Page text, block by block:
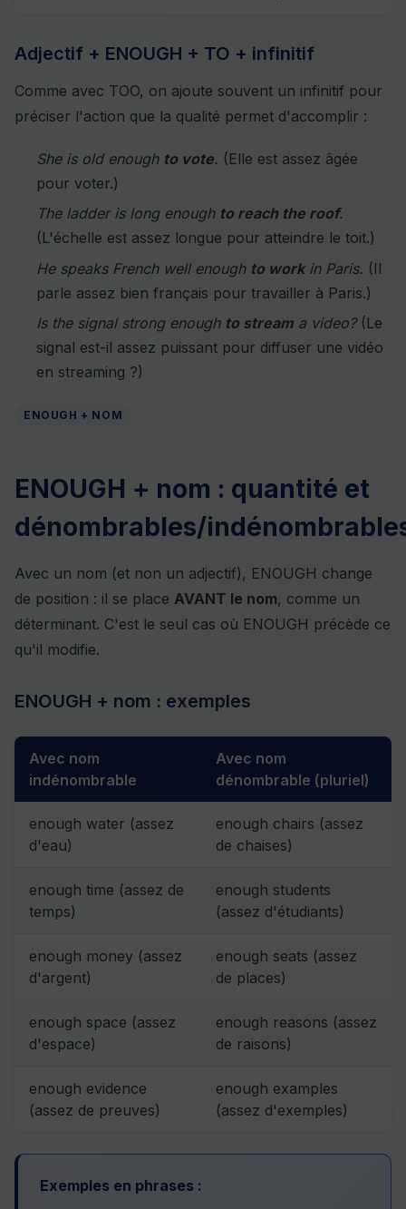
Adjectif + ENOUGH + TO + infinitif
Comme avec TOO, on ajoute souvent un infinitif pour
préciser l'action que la qualité permet d'accomplir :
She is old enough to vote. (Elle est assez âgée
pour voter.)
The ladder is long enough to reach the roof.
(L'échelle est assez longue pour atteindre le toit.)
He speaks French well enough to workin Paris. (Il
parle assez bien français pour travailler à Paris.)
Is the signal strong enough to stream a video?(Le
signal est-il assez puissant pour diffuser une vidéo
en streaming ?)
ENOUGH + NOM
ENOUGH + nom : quantité et
dénombrables/
Avec un nom (et non un adjectif), ENOUGH change
de position : il se place AVANT le nom, comme un
déterminant. C'est le seul cas où ENOUGH précède ce
qu'il modifie.
ENOUGH + nom : exemples
Avec nom
indénombrable
Avec nom
dénombrable (pluriel)
enough water (assez
d'eau)
enough chairs (assez
de chaises)
enough time (assez de
temps)
enough students
(assez d'étudiants)
enough money (assez
d'argent)
enough seats (assez
de places)
enough space (assez
d'espace)
enough reasons (assez
de raisons)
enough evidence
(assez de preuves)
enough examples
(assez d'exemples)
Exemples en phrases :